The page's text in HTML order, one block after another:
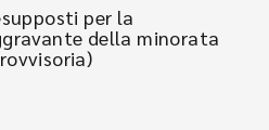
per la
della minorata